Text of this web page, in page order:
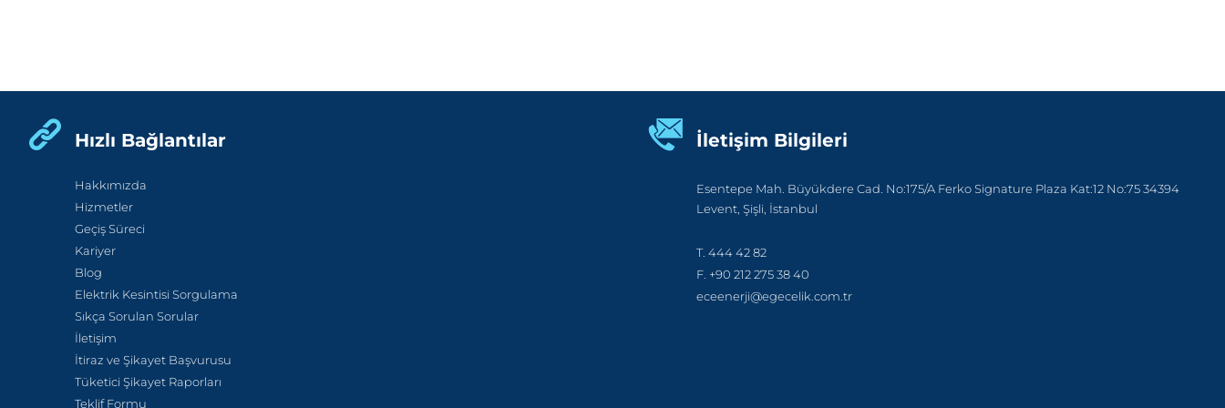
Hızlı Bağlantılar
Hakkımızda
Hizmetler
Geçiş Süreci
Kariyer
Blog
Elektrik Kesintisi Sorgulama
Sıkça Sorulan Sorular
İletişim
İtiraz ve Şikayet Başvurusu
Tüketici Şikayet Raporları
Teklif Formu
İletişim Bilgileri
Esentepe Mah. Büyükdere Cad. No:175/A Ferko Signature Plaza Kat:12 No:75 34394
Levent, Şişli, İstanbul
T. 444 42 82
F. +90 212 275 38 40
eceenerji@egecelik.com.tr